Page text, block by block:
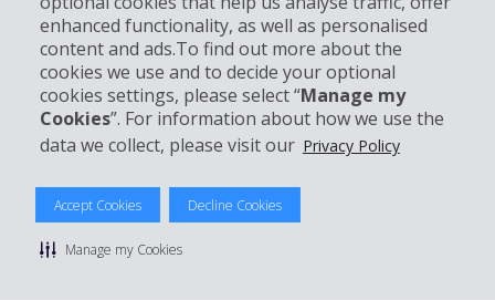
enhanced functionality, as well as personalised
content and ads.To find out more about the
cookies we use and to decide your optional
cookies settings, please select “Manage my
Cookies”. For information about how we use the
data we collect, please visit our Privacy Policy
Accept Cookies Decline Cookies
Manage my Cookies
Support client
Réserver avec Hertz
© 2026 The Hertz System, Inc.
Politique de confidentialité | Conditions d'utilisation du site
Conditions de location |